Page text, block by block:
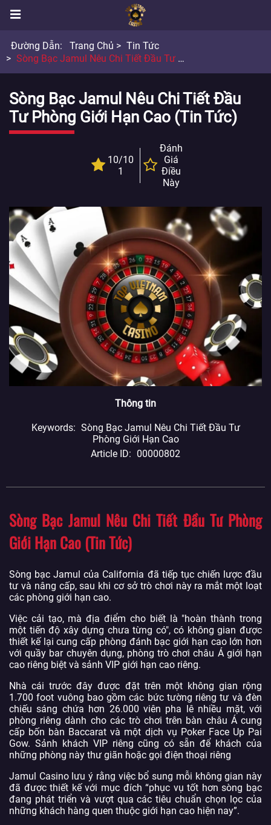
Đường Dẫn: Trang Chủ
Tin Tức
Sòng Bạc Jamul Nêu Chi Tiết Đầu Tư Phòng Giới Hạn Cao
Sòng Bạc Jamul Nêu Chi Tiết Đầu
Tư Phòng Giới Hạn Cao (Tin Tức)
10/10
1
Đánh
Giá
Điều
Này
Thông tin
Keywords
Sòng Bạc Jamul Nêu Chi Tiết Đầu Tư
Phòng Giới Hạn Cao
Article ID
00000802
Sòng Bạc Jamul Nêu Chi Tiết Đầu Tư Phòng
Giới Hạn Cao (Tin Tức)
Sòng bạc Jamul của California đã tiếp tục chiến lược đầu
tư và nâng cấp, sau khi cơ sở trò chơi này ra mắt một loạt
các phòng giới hạn cao.
Việc cải tạo, mà địa điểm cho biết là "hoàn thành trong
một tiến độ xây dựng chưa từng có", có không gian được
thiết kế lại cung cấp phòng đánh bạc giới hạn cao lớn hơn
với quầy bar chuyên dụng, phòng trò chơi châu Á giới hạn
cao riêng biệt và sảnh VIP giới hạn cao riêng.
Nhà cái trước đây được đặt trên một không gian rộng
1.700 foot vuông bao gồm các bức tường riêng tư và đèn
chiếu sáng chứa hơn 26.000 viên pha lê nhiều mặt, với
phòng riêng dành cho các trò chơi trên bàn châu Á cung
cấp bốn bàn Baccarat và một dịch vụ Poker Face Up Pai
Gow. Sảnh khách VIP riêng cũng có sẵn để khách của
những phòng này thư giãn hoặc gọi điện thoại riêng
Jamul Casino lưu ý rằng việc bổ sung mỗi không gian này
đã được thiết kế với mục đích “phục vụ tốt hơn sòng bạc
đang phát triển và vượt qua các tiêu chuẩn chọn lọc của
những khách hàng quen thuộc giới hạn cao hiện nay”.